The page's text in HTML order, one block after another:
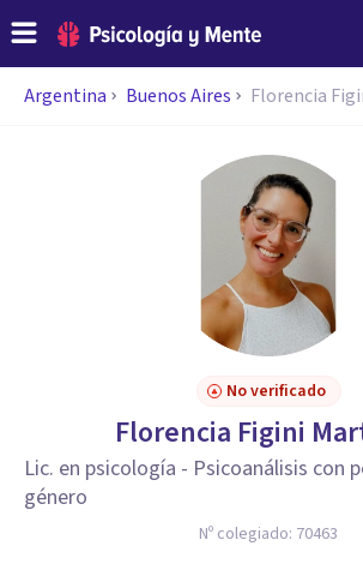
Argentina Buenos Aires Florencia
No verificado
Florencia Figini
Lic. en psicología - Psicoanálisis con
género
Nº colegiado: 70463